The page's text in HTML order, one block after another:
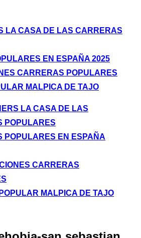
LA CASA DE LAS CARRERAS
EN ESPAÑA 2025
CARRERAS POPULARES
MALPICA DE TAJO
LA CASA DE LAS
POPULARES
POPULARES EN ESPAÑA
CARRERAS
MALPICA DE TAJO